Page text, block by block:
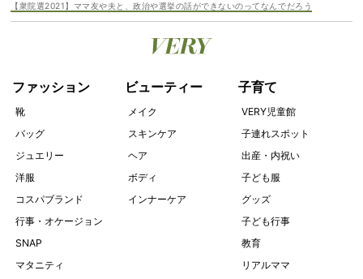
【衆院選2021】ママ友や夫と、政治や選挙の話ができないのってなんでだろう
ファッション
靴
バッグ
ジュエリー
洋服
コスパブランド
行事・オケージョン
SNAP
マタニティ
ビューティー
メイク
スキンケア
ヘア
ボディ
インナーケア
子育て
VERY児童館
子連れスポット
出産・内祝い
子ども服
グッズ
子ども行事
教育
リアルママ